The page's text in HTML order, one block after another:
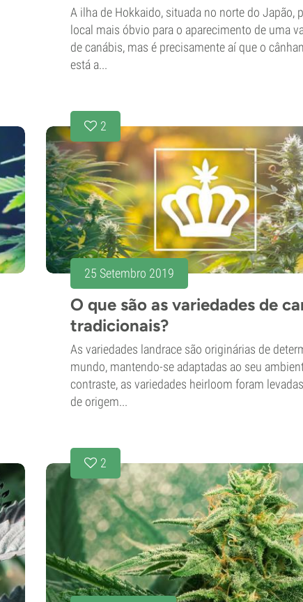
A ilha de Hokkaido, situada no norte do Japão,
local mais óbvio para o aparecimento de uma
de canábis, mas é precisamente aí que o
está a...
2
25 Setembro 2019
O que são as variedades de
tradicionais?
As variedades landrace são originárias de
mundo, mantendo-se adaptadas ao seu
contraste, as variedades heirloom foram
de origem...
2